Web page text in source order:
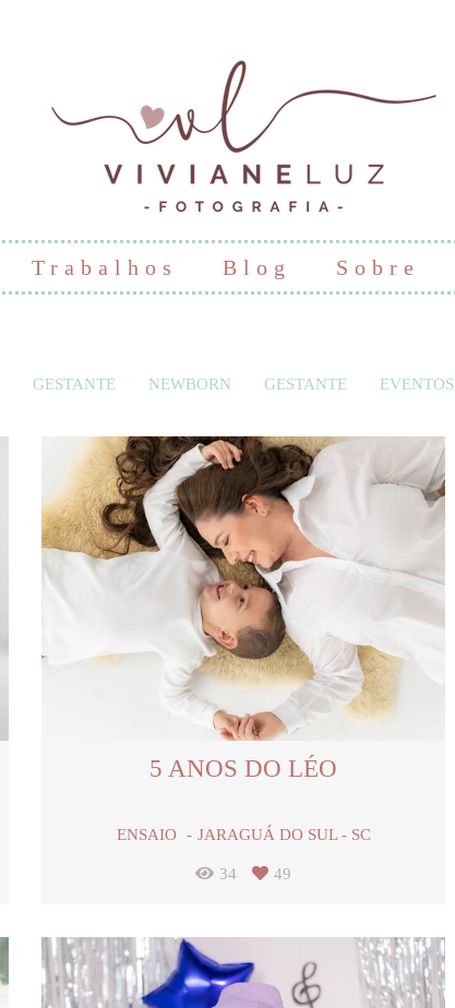
Trabalhos Blog Sobre
GESTANTE NEWBORN GESTANTE EVENTOS
5 ANOS DO LÉO
ENSAIO JARAGUÁ DO SUL - SC
34 49